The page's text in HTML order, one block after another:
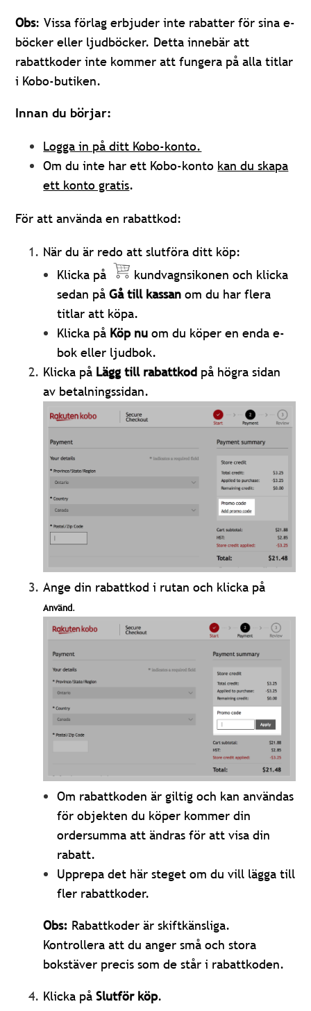
Obs: Vissa förlag erbjuder inte rabatter för sina e-
böcker eller ljudböcker. Detta innebär att
rabattkoder inte kommer att fungera på alla titlar
i Kobo-butiken.
Innan du börjar:
Logga in på ditt Kobo-konto.
Om du inte har ett Kobo-konto kan du skapa
ett konto gratis.
För att använda en rabattkod:
När du är redo att slutföra ditt köp:
Klicka på
kundvagnsikonen och klicka
sedan påGå till kassan om du har flera
titlar att köpa.
Klicka på Köp nu om du köper en enda e-
bok eller ljudbok.
Klicka på Lägg till rabattkod på högra sidan
av betalningssidan.
Ange din rabattkod i rutan och klicka på
Använd.
Om rabattkoden är giltig och kan användas
för objekten du köper kommer din
ordersumma att ändras för att visa din
rabatt.
Upprepa det här steget om du vill lägga till
fler rabattkoder.
Obs: Rabattkoder är skiftkänsliga.
Kontrollera att du anger små och stora
bokstäver precis som de står i rabattkoden.
Klicka påSlutför köp.